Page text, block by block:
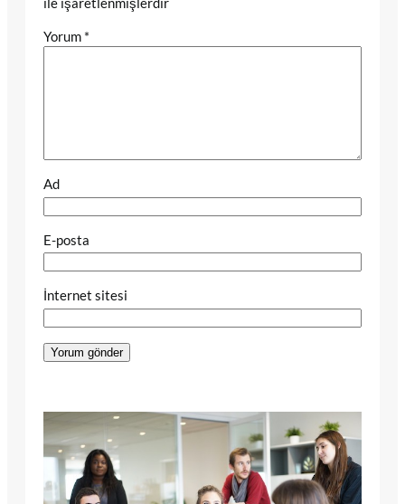
Yorum *
Ad
E-posta
İnternet sitesi